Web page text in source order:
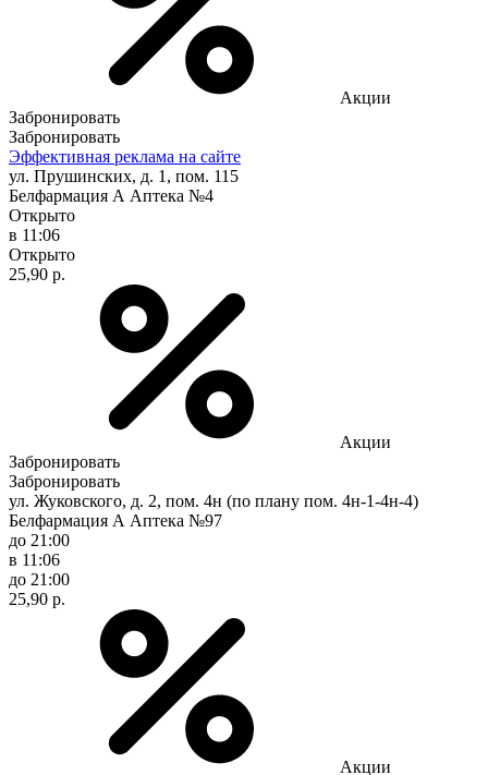
Акции
Забронировать
Забронировать
Эффективная реклама на сайте
ул. Прушинских, д. 1, пом. 115
Белфармация А Аптека №4
Открыто
в 11:06
Открыто
25,90 р.
Акции
Забронировать
Забронировать
ул. Жуковского, д. 2, пом. 4н (по плану пом. 4н-1-4н-4)
Белфармация А Аптека №97
до 21:00
в 11:06
до 21:00
25,90 р.
Акции